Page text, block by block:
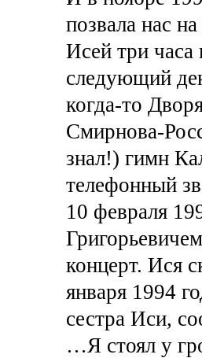
позвала нас
Исей три
следующий
когда-то
Смирнова-
знал!) гимн
телефонный
10 февраля
концерт. Ися
января 1994
сестра Иси,
…Я стоял у